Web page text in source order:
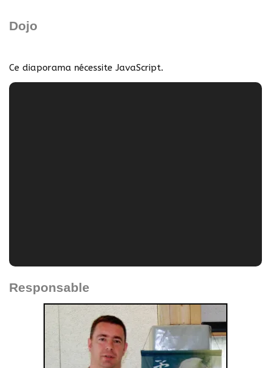
Dojo
Ce diaporama nécessite JavaScript.
Responsable